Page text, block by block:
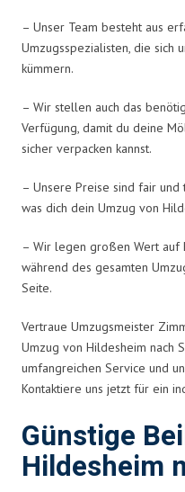
– Unser Team besteht aus
Umzugsspezialisten, die sich
kümmern.
– Wir stellen auch das
Verfügung, damit du deine
sicher verpacken kannst.
– Unsere Preise sind fair
was dich dein Umzug von
– Wir legen großen Wert auf
während des gesamten
Seite.
Vertraue Umzugsmeister
Umzug von Hildesheim nach
umfangreichen Service und
Kontaktiere uns jetzt für ein
Günstige
Hildesheim